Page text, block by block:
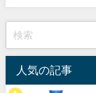
人気の記事